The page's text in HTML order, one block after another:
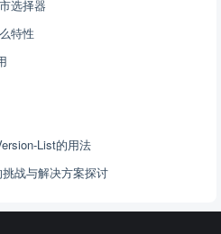
选择器
特性
List的用法
战与解决方案探讨